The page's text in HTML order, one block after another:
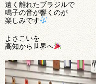
遠く離れたブラジルで
鳴子の音が響くのが
楽しみです
よさこいを
高知から世界へ